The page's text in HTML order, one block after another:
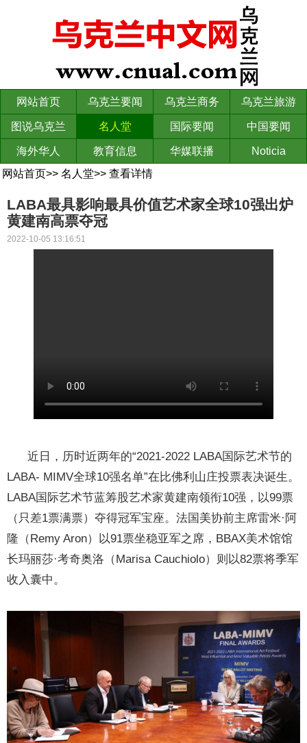
网站首页 乌克兰要闻 乌克兰商务 乌克兰旅游
图说乌克兰 名人堂 国际要闻 中国要闻
海外华人 教育信息 华媒联播
Noticia
网站首页>> 名人堂>> 查看详情
LABA最具影响最具价值艺术家全球10强出炉
黄建南高票夺冠
2022-10-05 13:16:51
近日，历时近两年的“2021-2022 LABA国际艺术节的
LABA- MIMV全球10强名单”在比佛利山庄投票表决诞生。
LABA国际艺术节蓝筹股艺术家黄建南领衔10强，以99票
（只差1票满票）夺得冠军宝座。法国美协前主席雷米·阿
隆（Remy Aron）以91票坐稳亚军之席，BBAX美术馆馆
长玛丽莎·考奇奥洛（Marisa Cauchiolo）则以82票将季军
收入囊中。